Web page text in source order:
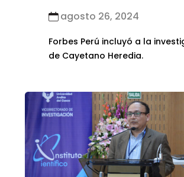
agosto 26, 2024
Forbes Perú incluyó a la
de Cayetano Heredia.